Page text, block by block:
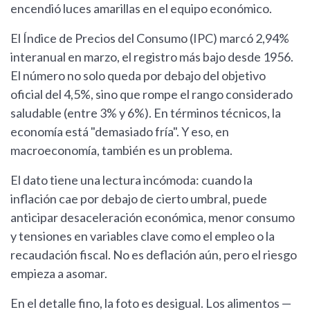
encendió luces amarillas en el equipo económico.
El Índice de Precios del Consumo (IPC) marcó 2,94%
interanual en marzo, el registro más bajo desde 1956.
El número no solo queda por debajo del objetivo
oficial del 4,5%, sino que rompe el rango considerado
saludable (entre 3% y 6%). En términos técnicos, la
economía está "demasiado fría". Y eso, en
macroeconomía, también es un problema.
El dato tiene una lectura incómoda: cuando la
inflación cae por debajo de cierto umbral, puede
anticipar desaceleración económica, menor consumo
y tensiones en variables clave como el empleo o la
recaudación fiscal. No es deflación aún, pero el riesgo
empieza a asomar.
En el detalle fino, la foto es desigual. Los alimentos —